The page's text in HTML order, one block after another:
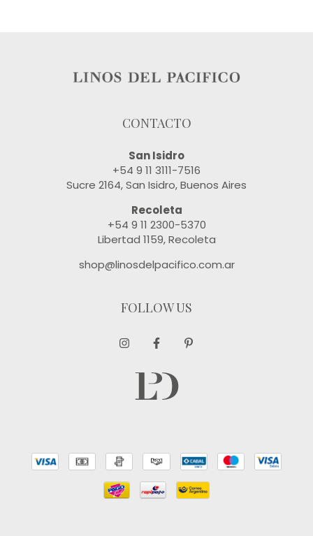
CONTACTO
San Isidro
+54 9 11 3111-7516
Sucre 2164, San Isidro, Buenos Aires
Recoleta
+54 9 11 2300-5370
Libertad 1159, Recoleta
shop@linosdelpacifico.com.ar
FOLLOW US